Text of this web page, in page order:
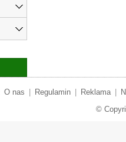
O nas Regulamin Reklama
©